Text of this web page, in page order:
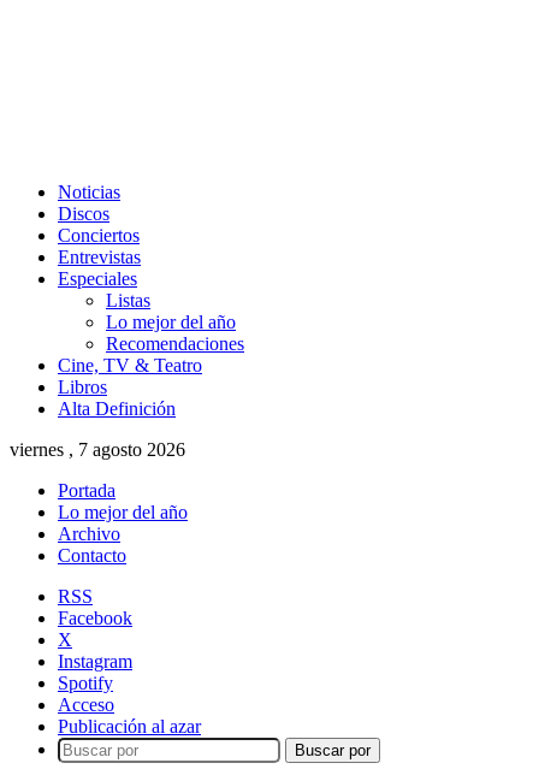
Noticias
Discos
Conciertos
Entrevistas
Especiales
Listas
Lo mejor del año
Recomendaciones
Cine, TV & Teatro
Libros
Alta Definición
viernes , 7 agosto 2026
Portada
Lo mejor del año
Archivo
Contacto
RSS
Facebook
X
Instagram
Spotify
Acceso
Publicación al azar
Buscar por